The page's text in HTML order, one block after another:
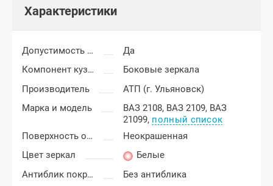
Характеристики
Допустимость мелких царапин
Да
Компонент кузова
Боковые зеркала
Производитель
АТП (г. Ульяновск)
Марка и модель
ВАЗ 2108, ВАЗ 2109, ВАЗ
21099, полный список
Поверхность облицовки (накладки) зеркал
Неокрашенная
Цвет зеркал
Белые
Антиблик покрытие
Без антиблика